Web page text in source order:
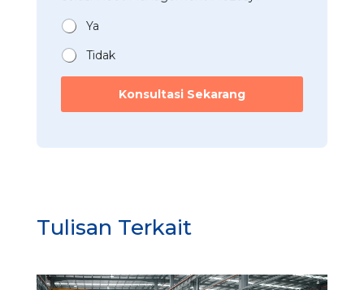
a
n
Ya
Tidak
Konsultasi Sekarang
Tulisan Terkait